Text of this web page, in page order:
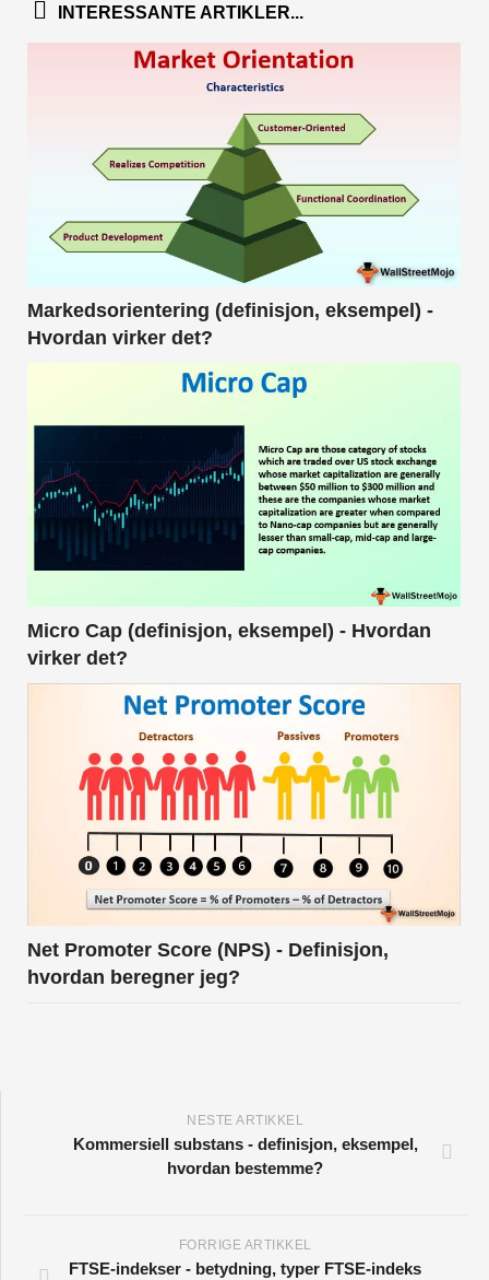
INTERESSANTE ARTIKLER...
Markedsorientering (definisjon, eksempel) -
Hvordan virker det?
Micro Cap (definisjon, eksempel) - Hvordan
virker det?
Net Promoter Score (NPS) - Definisjon,
hvordan beregner jeg?
NESTE ARTIKKEL
Kommersiell substans - definisjon, eksempel,
hvordan bestemme?
FORRIGE ARTIKKEL
FTSE-indekser - betydning, typer FTSE-indeks